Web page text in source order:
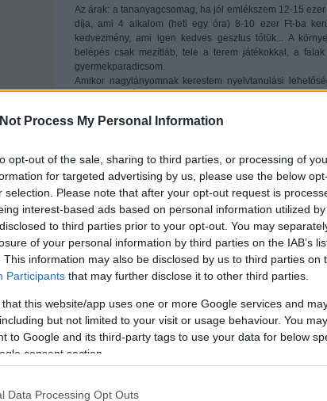
Process My Personal Information
opt-out of the sale, sharing to third parties, or processing of
for targeted advertising by us, please use the below
selection. Please note that after your opt-out request is
interest-based ads based on personal information utilized
to third parties prior to your opt-out. You may
of your personal information by third parties on the IAB’s
This information may also be disclosed by us to third parties on
Participants that may further disclose it to other third parties.
that this website/app uses one or more Google services and
but not limited to your visit or usage behaviour. You
to Google and its third-party tags to use your data for below
consent section.
Data Processing Opt Outs
Az árak: a tananyagcsomag, ha jól emlékszem 12-15
díja, ami 4 alkalom (heti egy óra) 8-10 ezer Ft-ba
kedvezmény, ami igen kedves gesztus tőlük... A
belépés csak mezítláb, tele a terem játékokkal, a
gyermekparadicsom.
Amikor nagylányomnak kerestem nyelvtanulási
tanfolyamra. Érdeklődésemre a fent leírt információkat
igencsak fellelkesültem. Ugyanis lányom agya
hallgatás után komplett albumokat fújt kívülről!
Mellékesen zenei általános iskolába írattuk, pont ezért
napi kétszeri hallgatás nem nagy áldozat, mert fürdeni
napig. Az árát meg kisprórolom, gondoltam.
költségként el tudja a cég számolni. 7 évesen
maradtunk le semmiről. A kicsit ősszel már elviszem,
gyerekek összezárva egy térben, télen influenza
megvárom, hogy kialakuljon az immunrendszere, és
dömpinget, amit a Nagy hazahoz a suliból, akkor
egy kicsit megtanulna magyarul is, mert mégiscsak a
gondolják, és valóban lehet benne valami igazság,
A vizsga a tavalyi évben következett be. A majdnem 12
ahová a barátai kéttannyelvű iskolából jöttek. Úgy
tanulással nem állja meg majd a többiek, a "profik"
alaposan lepipálta társait, akik a szokásos
beszéd-centrikus volt a háttere! Mindent értett,